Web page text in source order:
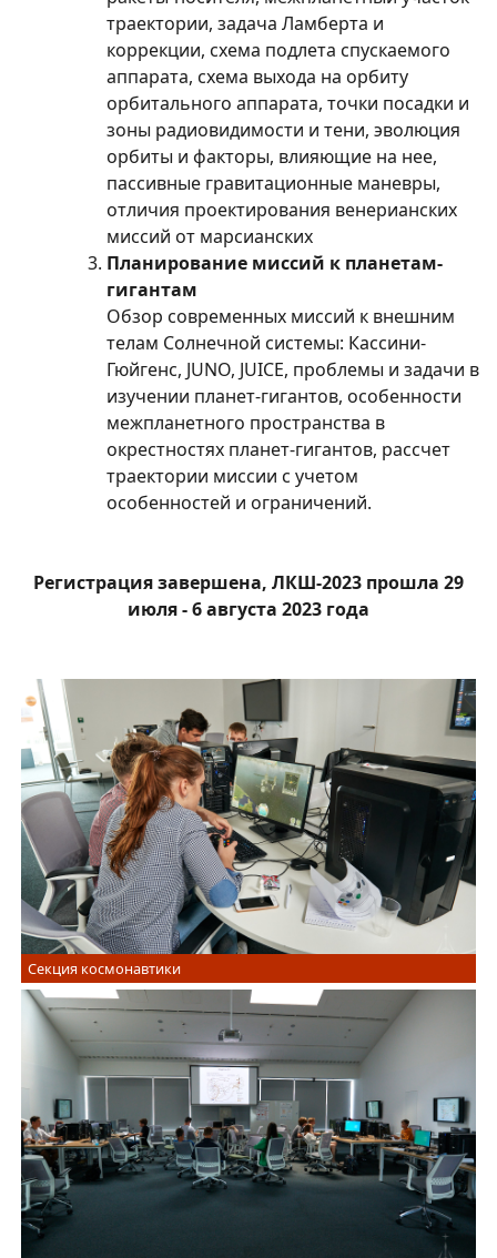
траектории, задача Ламберта и
коррекции, схема подлета спускаемого
аппарата, схема выхода на орбиту
орбитального аппарата, точки посадки и
зоны радиовидимости и тени, эволюция
орбиты и факторы, влияющие на нее,
пассивные гравитационные маневры,
отличия проектирования венерианских
миссий от марсианских
Планирование миссий к планетам-
гигантам
Обзор современных миссий к внешним
телам Солнечной системы: Кассини-
Гюйгенс, JUNO, JUICE, проблемы и задачи в
изучении планет-гигантов, особенности
межпланетного пространства в
окрестностях планет-гигантов, рассчет
траектории миссии с учетом
особенностей и ограничений.
Регистрация завершена, ЛКШ-2023 прошла 29
июля - 6 августа 2023 года
Секция космонавтики